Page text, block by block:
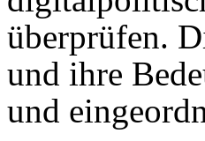
überprüfen.
und ihre
und